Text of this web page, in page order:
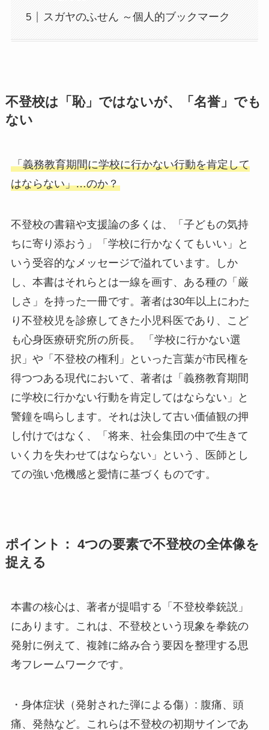
スガヤのふせん ～個人的ブックマーク
不登校は「恥」ではないが、「名誉」でも
ない
「義務教育期間に学校に行かない行動を肯定して
はならない」…のか？
不登校の書籍や支援論の多くは、「子どもの気持
ちに寄り添おう」「学校に行かなくてもいい」と
いう受容的なメッセージで溢れています。しか
し、本書はそれらとは一線を画す、ある種の「厳
しさ」を持った一冊です。著者は30年以上にわた
り不登校児を診療してきた小児科医であり、こど
も心身医療研究所の所長。 「学校に行かない選
択」や「不登校の権利」といった言葉が市民権を
得つつある現代において、著者は「義務教育期間
に学校に行かない行動を肯定してはならない」と
警鐘を鳴らします。それは決して古い価値観の押
し付けではなく、「将来、社会集団の中で生きて
いく力を失わせてはならない」という、医師とし
ての強い危機感と愛情に基づくものです。
ポイント： 4つの要素で不登校の全体像を
捉える
本書の核心は、著者が提唱する「不登校拳銃説」
にあります。これは、不登校という現象を拳銃の
発射に例えて、複雑に絡み合う要因を整理する思
考フレームワークです。
・身体症状（発射された弾による傷）: 腹痛、頭
痛、発熱など。これらは不登校の初期サインであ